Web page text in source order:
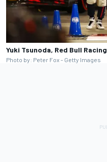
Yuki Tsunoda, Red Bull Racing
Photo by: Peter Fox - Getty Images